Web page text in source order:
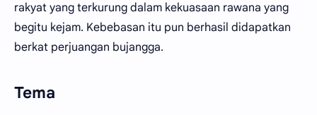
rakyat yang terkurung dalam kekuasaan rawana yang
begitu kejam. Kebebasan itu pun berhasil didapatkan
berkat perjuangan bujangga.
Tema